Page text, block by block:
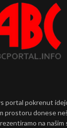
portal pokrenut
prostoru donese
na našim